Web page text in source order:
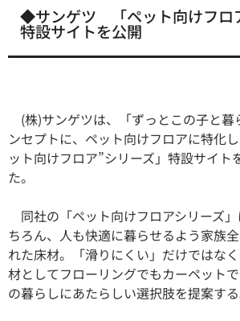
◆サンゲツ 「ペット向けフロ
特設サイトを公開
(株)サンゲツは、「ずっとこの子と暮
ンセプトに、ペット向けフロアに特化
ット向けフロア”シリーズ」特設サイト
た。
同社の「ペット向けフロアシリーズ
ちろん、人も快適に暮らせるよう家族
れた床材。「滑りにくい」だけではな
材としてフローリングでもカーペット
の暮らしにあたらしい選択肢を提案する